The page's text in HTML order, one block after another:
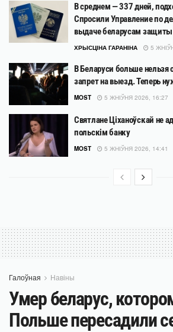
В среднем — 337 дней,
Спросили Управление по
выдаче беларусам
ХРЫСЦІНА ГАРАНІНА 5
В Беларуси больше нельзя
запрет на выезд. Теперь
MOST 5 ЖНІЎНЯ 2026, 16:27
Святлане Ціханоўскай не
польскім банку
MOST 5 ЖНІЎНЯ 2026, 14:41
Галоўная Навіны
Умер беларус,
Польше пересадили